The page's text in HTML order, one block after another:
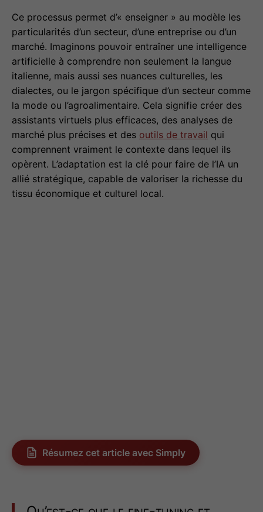
Ce processus permet d’« enseigner » au modèle les
particularités d’un secteur, d’une entreprise ou d’un
marché. Imaginons pouvoir entraîner une intelligence
artificielle à comprendre non seulement la langue
italienne, mais aussi ses nuances culturelles, les
dialectes, ou le jargon spécifique d’un secteur comme
la mode ou l’agroalimentaire. Cela signifie créer des
assistants virtuels plus efficaces, des analyses de
marché plus précises et des outils de travail qui
comprennent vraiment le contexte dans lequel ils
opèrent. L’adaptation est la clé pour faire de l’IA un
allié stratégique, capable de valoriser la richesse du
tissu économique et culturel local.
Résumez cet article avec Simply